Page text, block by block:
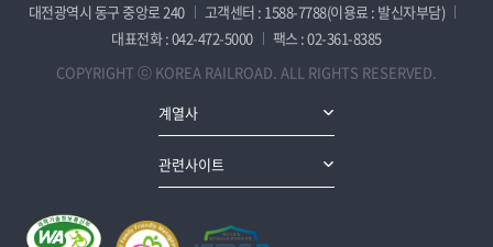
대전광역시 동구 중앙로 240
고객센터 : 1588-7788(이용료 : 발신자부담)
대표전화 : 042-472-5000
팩스 : 02-361-8385
COPYRIGHT ⓒ KOREA RAILROAD. ALL RIGHTS RESERVED.
계열사
관련사이트